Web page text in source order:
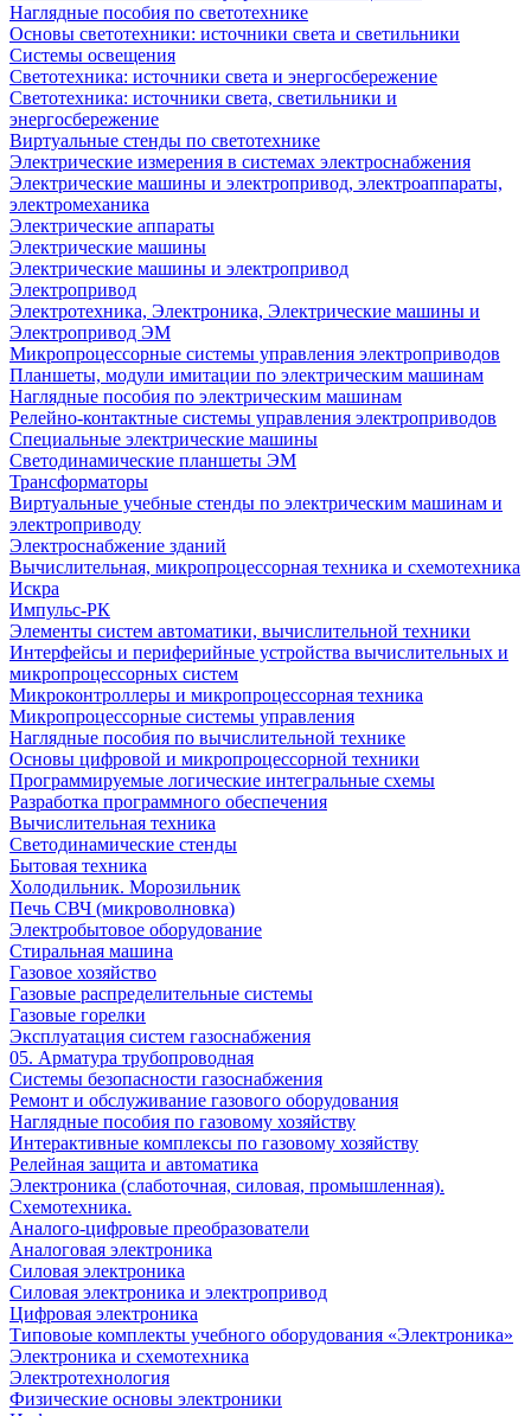
Наглядные пособия по светотехнике
Основы светотехники: источники света и светильники
Системы освещения
Светотехника: источники света и энергосбережение
Светотехника: источники света, светильники и
энергосбережение
Виртуальные стенды по светотехнике
Электрические измерения в системах электроснабжения
Электрические машины и электропривод, электроаппараты,
электромеханика
Электрические аппараты
Электрические машины
Электрические машины и электропривод
Электропривод
Электротехника, Электроника, Электрические машины и
Электропривод ЭМ
Микропроцессорные системы управления электроприводов
Планшеты, модули имитации по электрическим машинам
Наглядные пособия по электрическим машинам
Релейно-контактные системы управления электроприводов
Специальные электрические машины
Светодинамические планшеты ЭМ
Трансформаторы
Виртуальные учебные стенды по электрическим машинам и
электроприводу
Электроснабжение зданий
Вычислительная, микропроцессорная техника и схемотехника
Искра
Импульс-РК
Элементы систем автоматики, вычислительной техники
Интерфейсы и периферийные устройства вычислительных и
микропроцессорных систем
Микроконтроллеры и микропроцессорная техника
Микропроцессорные системы управления
Наглядные пособия по вычислительной технике
Основы цифровой и микропроцессорной техники
Программируемые логические интегральные схемы
Разработка программного обеспечения
Вычислительная техника
Светодинамические стенды
Бытовая техника
Холодильник. Морозильник
Печь СВЧ (микроволновка)
Электробытовое оборудование
Стиральная машина
Газовое хозяйство
Газовые распределительные системы
Газовые горелки
Эксплуатация систем газоснабжения
05. Арматура трубопроводная
Системы безопасности газоснабжения
Ремонт и обслуживание газового оборудования
Наглядные пособия по газовому хозяйству
Интерактивные комплексы по газовому хозяйству
Релейная защита и автоматика
Электроника (слаботочная, силовая, промышленная).
Схемотехника.
Аналого-цифровые преобразователи
Аналоговая электроника
Cиловая электроника
Cиловая электроника и электропривод
Цифровая электроника
Типовоые комплекты учебного оборудования «Электроника»
Электроника и схемотехника
Электротехнология
Физические основы электроники